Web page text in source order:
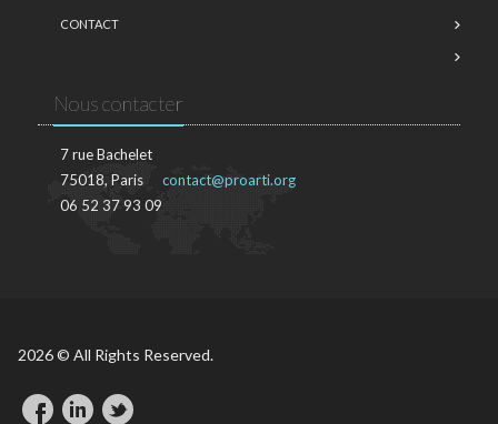
CONTACT
Nous contacter
7 rue Bachelet
75018, Paris
06 52 37 93 09
contact@proarti.org
2026 © All Rights Reserved.